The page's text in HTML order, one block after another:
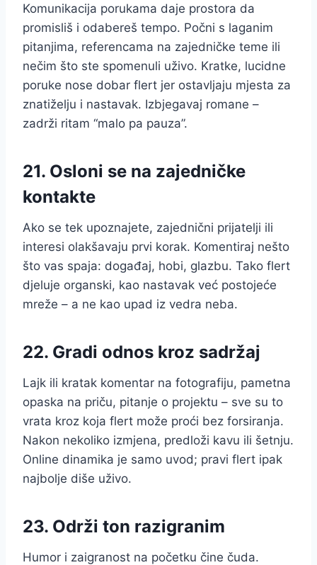
Komunikacija porukama daje prostora da
promisliš i odabereš tempo. Počni s laganim
pitanjima, referencama na zajedničke teme ili
nečim što ste spomenuli uživo. Kratke, lucidne
poruke nose dobar flert jer ostavljaju mjesta za
znatiželju i nastavak. Izbjegavaj romane –
zadrži ritam “malo pa pauza”.
21. Osloni se na zajedničke
kontakte
Ako se tek upoznajete, zajednični prijatelji ili
interesi olakšavaju prvi korak. Komentiraj nešto
što vas spaja: događaj, hobi, glazbu. Tako flert
djeluje organski, kao nastavak već postojeće
mreže – a ne kao upad iz vedra neba.
22. Gradi odnos kroz sadržaj
Lajk ili kratak komentar na fotografiju, pametna
opaska na priču, pitanje o projektu – sve su to
vrata kroz koja flert može proći bez forsiranja.
Nakon nekoliko izmjena, predloži kavu ili šetnju.
Online dinamika je samo uvod; pravi flert ipak
najbolje diše uživo.
23. Održi ton razigranim
Humor i zaigranost na početku čine čuda.